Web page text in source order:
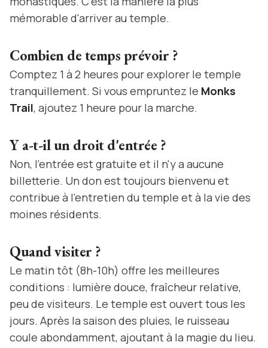
mémorable d'arriver au temple.
Combien de temps prévoir ?
Comptez 1 à 2 heures pour explorer le temple
tranquillement. Si vous empruntez le Monks
Trail, ajoutez 1 heure pour la marche.
Y a-t-il un droit d'entrée ?
Non, l'entrée est gratuite et il n'y a aucune
billetterie. Un don est toujours bienvenu et
contribue à l'entretien du temple et à la vie des
moines résidents.
Quand visiter ?
Le matin tôt (8h-10h) offre les meilleures
conditions : lumière douce, fraîcheur relative,
peu de visiteurs. Le temple est ouvert tous les
jours. Après la saison des pluies, le ruisseau
coule abondamment, ajoutant à la magie du lieu.